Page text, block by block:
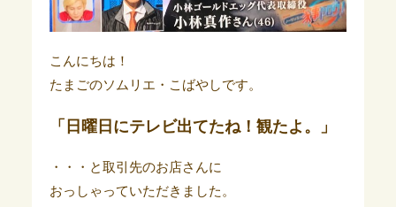
こんにちは！
たまごのソムリエ・こばやしです。
「日曜日にテレビ出てたね！観たよ。」
・・・と取引先のお店さんに
おっしゃっていただきました。